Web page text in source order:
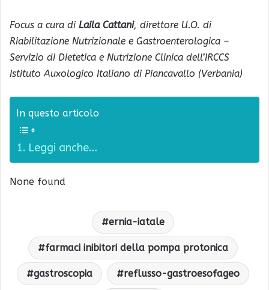
Focus a cura di Laila Cattani, direttore U.O. di
Riabilitazione Nutrizionale e Gastroenterologica –
Servizio di Dietetica e Nutrizione Clinica dell’IRCCS
Istituto Auxologico Italiano di Piancavallo (Verbania)
In questo articolo
Leggi anche…
None found
ernia-iatale
farmaci inibitori della pompa protonica
gastroscopia reflusso-gastroesofageo